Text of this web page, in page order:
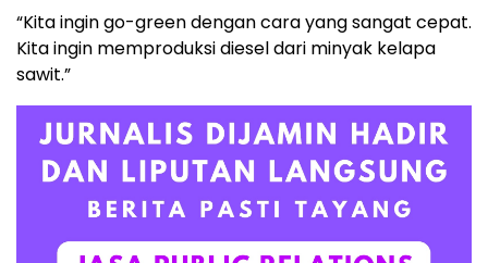
“Kita ingin go-green dengan cara yang sangat cepat.
Kita ingin memproduksi diesel dari minyak kelapa
sawit.”